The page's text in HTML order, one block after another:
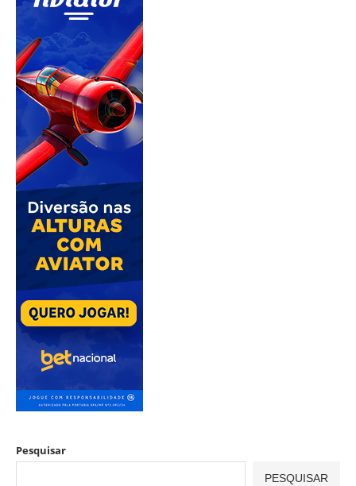
Pesquisar
PESQUISAR